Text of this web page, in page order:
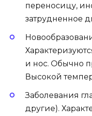
переносицу,
затрудненное
и нос. Обычно
Высокой
Заболевания
другие).